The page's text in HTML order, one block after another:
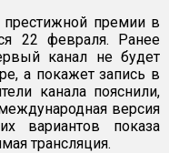
премии в
22 февраля. Ранее
канал не будет
а покажет запись в
канала пояснили,
версия
вариантов показа
трансляция.